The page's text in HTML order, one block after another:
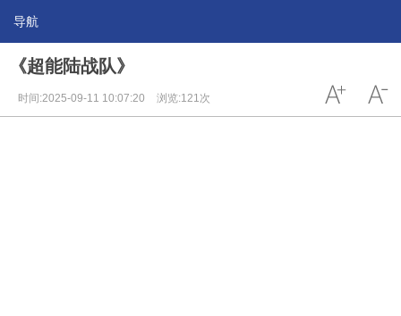
导航
《超能陆战队》
时间:2025-09-11 10:07:20 浏览:121次